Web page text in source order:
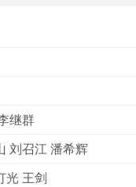
继群
刘召江 潘希辉
光 王剑